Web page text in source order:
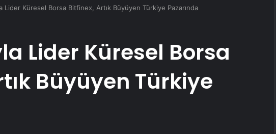
Lider Küresel Borsa Bitfinex, Artık Büyüyen Türkiye Pazarında
Lider Küresel Borsa
Büyüyen Türkiye